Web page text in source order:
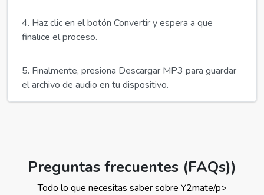
Haz clic en el botón Convertir y espera a que
finalice el proceso.
Finalmente, presiona Descargar MP3 para guardar
el archivo de audio en tu dispositivo.
Preguntas frecuentes (FAQs))
Todo lo que necesitas saber sobre Y2mate/p>